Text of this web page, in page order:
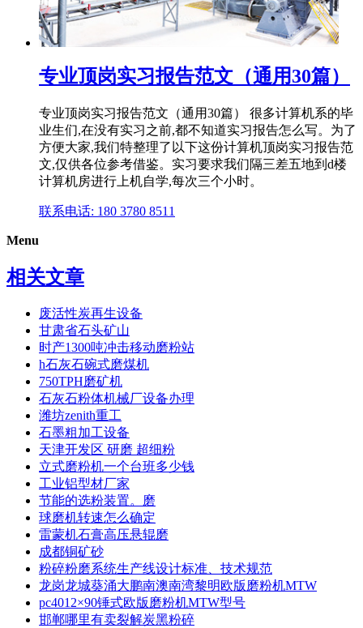
专业顶岗实习报告范文（通用30篇）
专业顶岗实习报告范文（通用30篇） 很多计算机系的毕
业生们,在没有实习之前,都不知道实习报告怎么写。为了
方便大家,我们特整理了以下这份计算机顶岗实习报告范
文,仅供各位参考借鉴。实习要求我们隔三差五地到d楼
计算机房进行上机自学,每次三个小时。
联系电话: 180 3780 8511
Menu
相关文章
废活性炭再生设备
甘肃省石头矿山
时产1300吨冲击移动磨粉站
h石灰石碗式磨煤机
750TPH磨矿机
石灰石粉体机械厂设备办理
潍坊zenith重工
石墨粗加工设备
天津开发区 研磨 超细粉
立式磨粉机一个台班多少钱
工业铝型材厂家
节能的选粉装置。磨
球磨机转速怎么确定
雷蒙机石膏高压悬辊磨
成都铜矿砂
粉碎粉磨系统生产线设计标准、技术规范
龙岗龙城葵涌大鹏南澳南湾黎明欧版磨粉机MTW
pc4012×90锤式欧版磨粉机MTW型号
邯郸哪里有卖裂解炭黑粉碎